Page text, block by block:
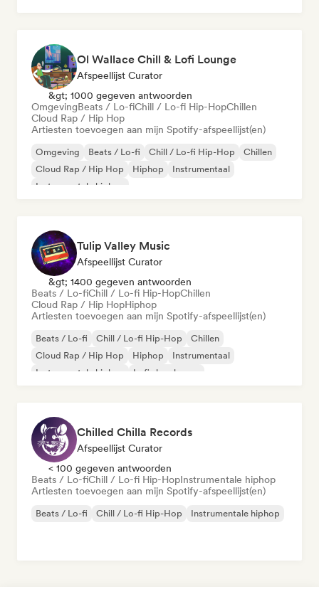
Ol Wallace Chill & Lofi Lounge
Afspeellijst Curator
&gt; 1000 gegeven antwoorden
OmgevingBeats / Lo-fiChill / Lo-fi Hip-HopChillen
Cloud Rap / Hip Hop
Artiesten toevoegen aan mijn Spotify-afspeellijst(en)
Omgeving Beats / Lo-fi Chill / Lo-fi Hip-Hop
Chillen
Cloud Rap / Hip Hop
Hiphop
Instrumentaal
Instrumentale hiphop
Tulip Valley Music
Afspeellijst Curator
&gt; 1400 gegeven antwoorden
Beats / Lo-fiChill / Lo-fi Hip-HopChillen
Cloud Rap / Hip HopHiphop
Artiesten toevoegen aan mijn Spotify-afspeellijst(en)
Beats / Lo-fi Chill / Lo-fi Hip-Hop
Chillen
Cloud Rap / Hip Hop
Hiphop
Instrumentaal
Instrumentale hiphop
Lofi slaapkamer
Chilled Chilla Records
Afspeellijst Curator
< 100 gegeven antwoorden
Beats / Lo-fiChill / Lo-fi Hip-HopInstrumentale hiphop
Artiesten toevoegen aan mijn Spotify-afspeellijst(en)
Beats / Lo-fi Chill / Lo-fi Hip-Hop Instrumentale hiphop